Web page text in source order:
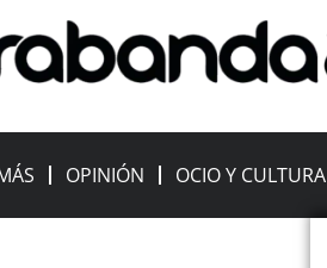
OPINIÓN OCIO Y CULTURA